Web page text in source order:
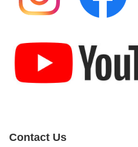
Contact Us